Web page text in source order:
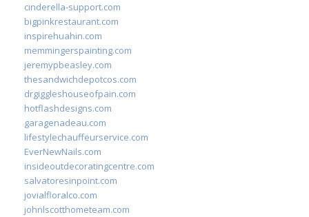
cinderella-support.com
bigpinkrestaurant.com
inspirehuahin.com
memmingerspainting.com
jeremypbeasley.com
thesandwichdepotcos.com
drgiggleshouseofpain.com
hotflashdesigns.com
garagenadeau.com
lifestylechauffeurservice.com
EverNewNails.com
insideoutdecoratingcentre.com
salvatoresinpoint.com
jovialfloralco.com
johnlscotthometeam.com